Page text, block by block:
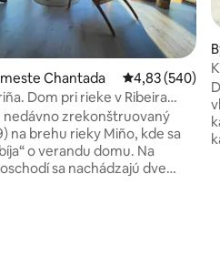
Chantada Priemerné
4,83 (540)
Dom pri rieke v Ribeira
nedávno zrekonštruovaný
na brehu rieky Miño, kde sa
o verandu domu. Na
sa nachádzajú dve